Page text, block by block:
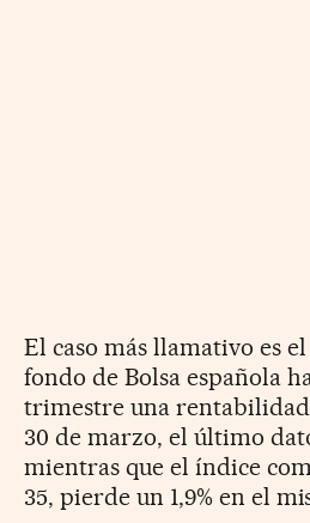
El caso más llamativo es
fondo de Bolsa española
trimestre una rentabilidad
30 de marzo, el último
mientras que el índice
35, pierde un 1,9% en el